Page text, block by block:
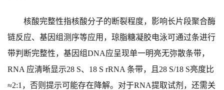
核酸完整性指核酸分子的断裂程度，影响长片段聚合酶
链反应、基因组测序等应用，琼脂糖凝胶电泳可通过条进行
带判断完整性，基因组DNA应呈现单一明亮无弥散条带，
RNA 应清晰显示28 S、18 S rRNA 条带，且28 S/18 S亮度比
≈2:1，否则提示可能存在降解。对于RNA提取试剂，还需关